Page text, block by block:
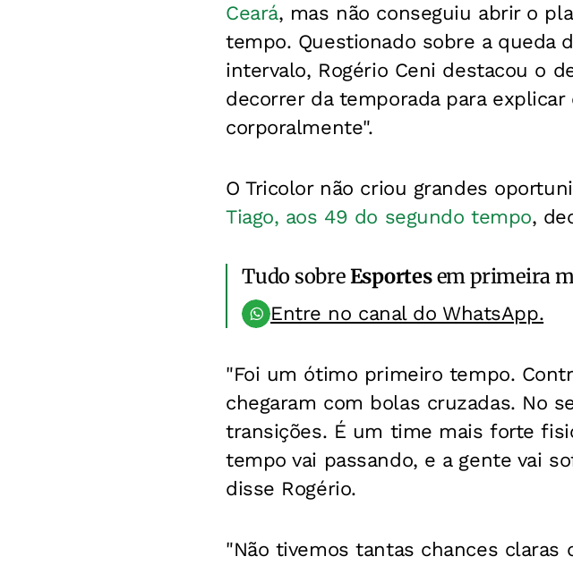
Ceará, mas não conseguiu abrir o
tempo. Questionado sobre a queda
intervalo, Rogério Ceni destacou o
decorrer da temporada para
corporalmente".
O Tricolor não criou grandes
Tiago, aos 49 do segundo tempo,
Tudo sobreEsportesem primeira
Entre no canal do WhatsApp.
"Foi um ótimo primeiro tempo.
chegaram com bolas cruzadas. No
transições. É um time mais forte
tempo vai passando, e a gente vai
disse Rogério.
"Não tivemos tantas chances